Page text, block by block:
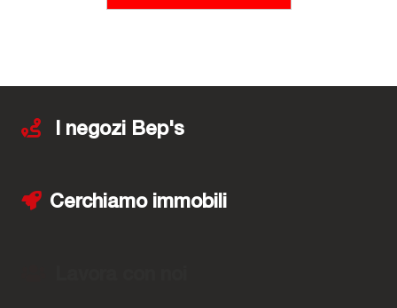
I negozi Bep's
Cerchiamo immobili